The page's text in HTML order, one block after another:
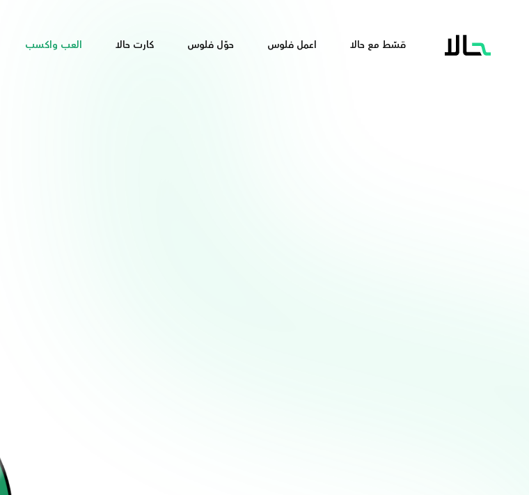
قسّط مع حالا اعمل فلوس حوّل فلوس كارت حالا العب واكسب